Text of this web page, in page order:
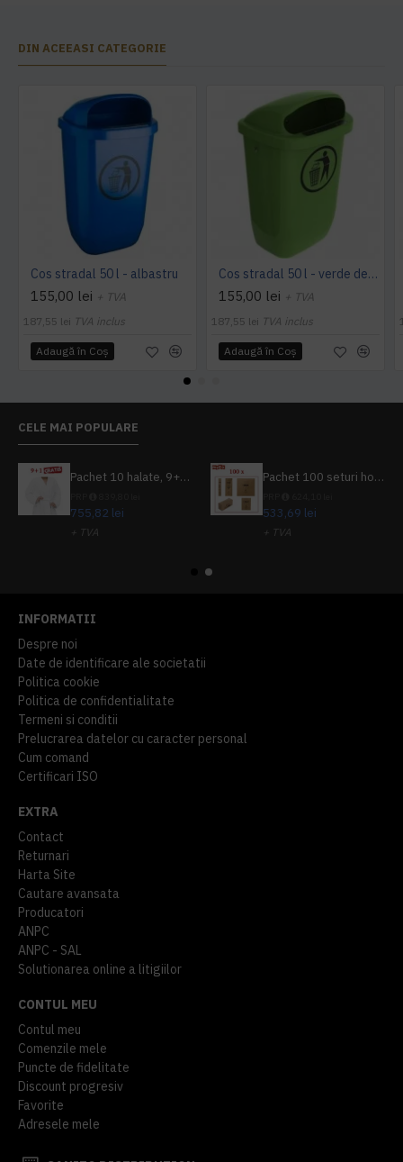
DIN ACEEASI CATEGORIE
Cos stradal 50 l - albastru
155,00 lei + TVA
187,55 lei TVA inclus
Adaugă în Coş
Cos stradal 50 l - verde deschis
155,00 lei + TVA
187,55 lei TVA inclus
Adaugă în Coş
CELE MAI POPULARE
Pachet 10 halate, 9+1 gratuit
755,82 lei
+ TVA
Pachet 100 seturi hoteliere, set dentar, set barbierit, casca de dus, pila unghii, set cusut
533,69 lei
+ TVA
INFORMATII
Despre noi
Date de identificare ale societatii
Politica cookie
Politica de confidentialitate
Termeni si conditii
Prelucrarea datelor cu caracter personal
Cum comand
Certificari ISO
EXTRA
Contact
Returnari
Harta Site
Cautare avansata
Producatori
ANPC
ANPC - SAL
Solutionarea online a litigiilor
CONTUL MEU
Contul meu
Comenzile mele
Puncte de fidelitate
Discount progresiv
Favorite
Adresele mele